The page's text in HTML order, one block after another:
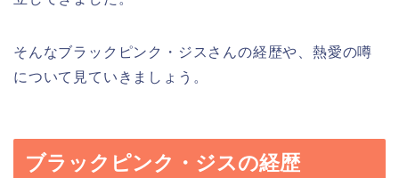
そんなブラックピンク・ジスさんの経歴や、熱愛の噂
について見ていきましょう。
ブラックピンク・ジスの経歴